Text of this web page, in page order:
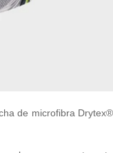
de microfibra Drytex®